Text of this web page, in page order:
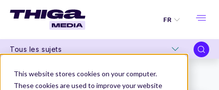
This website stores cookies on your computer.
These cookies are used to improve your website
FR
Tous les sujets
Thiga Media
Product Management